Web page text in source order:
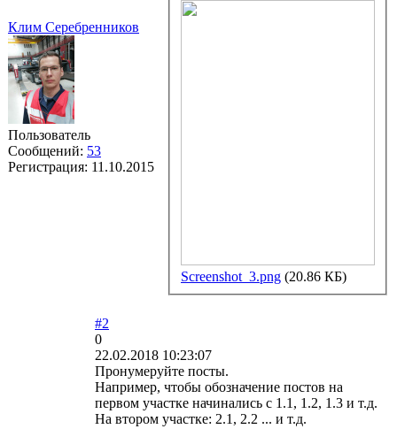
Клим Серебренников
Пользователь
Сообщений: 53
Регистрация: 11.10.2015
Screenshot_3.png (20.86 КБ)
#2
0
22.02.2018 10:23:07
Пронумеруйте посты.
Например, чтобы обозначение постов на
первом участке начинались с 1.1, 1.2, 1.3 и т.д.
На втором участке: 2.1, 2.2 ... и т.д.